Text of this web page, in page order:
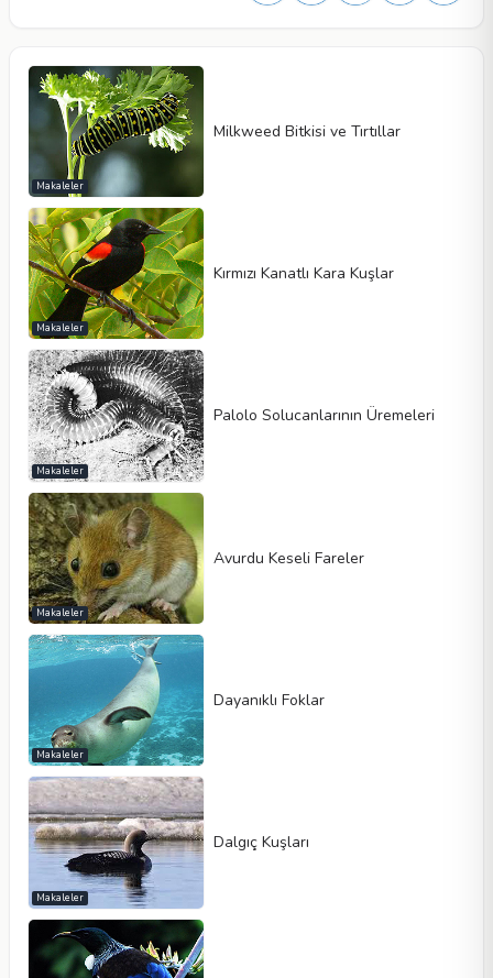
Makaleler
Milkweed Bitkisi ve Tırtıllar
Makaleler
Kırmızı Kanatlı Kara Kuşlar
Makaleler
Palolo Solucanlarının Üremeleri
Makaleler
Avurdu Keseli Fareler
Makaleler
Dayanıklı Foklar
Makaleler
Dalgıç Kuşları